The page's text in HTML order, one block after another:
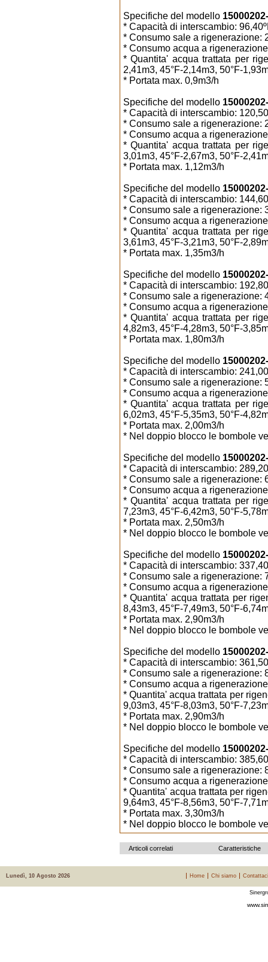
Specifiche del modello
* Capacità di interscambio:
* Consumo sale a rigenerazione:
* Consumo acqua a
* Quantita' acqua trattata per
2,41m3, 45°F-2,14m3, 50°F-
* Portata max. 0,9m3/h
Specifiche del modello
* Capacità di interscambio:
* Consumo sale a rigenerazione:
* Consumo acqua a
* Quantita' acqua trattata per
3,01m3, 45°F-2,67m3, 50°F-
* Portata max. 1,12m3/h
Specifiche del modello
* Capacità di interscambio:
* Consumo sale a rigenerazione:
* Consumo acqua a
* Quantita' acqua trattata per
3,61m3, 45°F-3,21m3, 50°F-
* Portata max. 1,35m3/h
Specifiche del modello
* Capacità di interscambio:
* Consumo sale a rigenerazione:
* Consumo acqua a
* Quantita' acqua trattata per
4,82m3, 45°F-4,28m3, 50°F-
* Portata max. 1,80m3/h
Specifiche del modello
* Capacità di interscambio:
* Consumo sale a rigenerazione:
* Consumo acqua a
* Quantita' acqua trattata per
6,02m3, 45°F-5,35m3, 50°F-
* Portata max. 2,00m3/h
* Nel doppio blocco le bombole
Specifiche del modello
* Capacità di interscambio:
* Consumo sale a rigenerazione:
* Consumo acqua a
* Quantita' acqua trattata per
7,23m3, 45°F-6,42m3, 50°F-
* Portata max. 2,50m3/h
* Nel doppio blocco le bombole
Specifiche del modello
* Capacità di interscambio:
* Consumo sale a rigenerazione:
* Consumo acqua a
* Quantita' acqua trattata per
8,43m3, 45°F-7,49m3, 50°F-
* Portata max. 2,90m3/h
* Nel doppio blocco le bombole
Specifiche del modello
* Capacità di interscambio:
* Consumo sale a rigenerazione:
* Consumo acqua a
* Quantita' acqua trattata per
9,03m3, 45°F-8,03m3, 50°F-
* Portata max. 2,90m3/h
* Nel doppio blocco le bombole
Specifiche del modello
* Capacità di interscambio:
* Consumo sale a rigenerazione:
* Consumo acqua a
* Quantita' acqua trattata per
9,64m3, 45°F-8,56m3, 50°F-
* Portata max. 3,30m3/h
* Nel doppio blocco le bombole
Articoli correlati Caratteristiche
Lunedì, 10 Agosto 2026 Home Chi siamo Contattaci